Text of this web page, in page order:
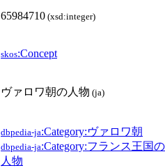
65984710 (xsd:integer)
skos:Concept
ヴァロワ朝の人物 (ja)
dbpedia-ja:Category:ヴァロワ朝
dbpedia-ja:Category:フランス王国の
人物